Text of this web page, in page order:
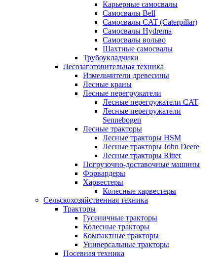
Карьерные самосвалы
Самосвалы Bell
Самосвалы CAT (Caterpillar)
Самосвалы Hydrema
Самосвалы вольво
Шахтные самосвалы
Трубоукладчики
Лесозаготовительная техника
Измельчители древесины
Лесные краны
Лесные перегружатели
Лесные перегружатели CAT
Лесные перегружатели
Sennebogen
Лесные тракторы
Лесные тракторы HSM
Лесные тракторы John Deere
Лесные тракторы Ritter
Погрузочно-доставочные машины
Форвардеры
Харвестеры
Колесные харвестеры
Сельскохозяйственная техника
Тракторы
Гусеничные тракторы
Колесные тракторы
Компактные тракторы
Универсальные тракторы
Посевная техника